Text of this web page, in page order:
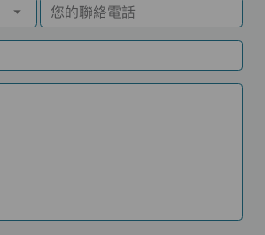
您的聯絡電話